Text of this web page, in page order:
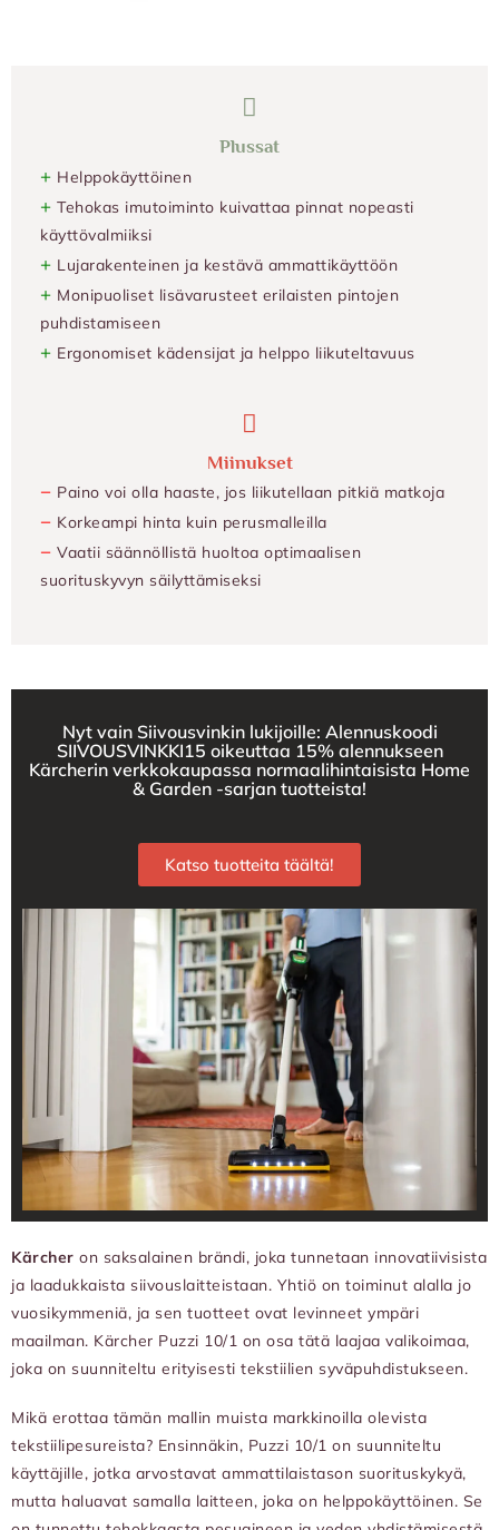
Plussat
+ Helppokäyttöinen
+ Tehokas imutoiminto kuivattaa pinnat nopeasti
käyttövalmiiksi
+ Lujarakenteinen ja kestävä ammattikäyttöön
+ Monipuoliset lisävarusteet erilaisten pintojen
puhdistamiseen
+ Ergonomiset kädensijat ja helppo liikuteltavuus
Miinukset
− Paino voi olla haaste, jos liikutellaan pitkiä matkoja
− Korkeampi hinta kuin perusmalleilla
− Vaatii säännöllistä huoltoa optimaalisen
suorituskyvyn säilyttämiseksi
Nyt vain Siivousvinkin lukijoille: Alennuskoodi
SIIVOUSVINKKI15 oikeuttaa 15% alennukseen
Kärcherin verkkokaupassa normaalihintaisista Home
& Garden -sarjan tuotteista!
Katso tuotteita täältä!
Kärcher on saksalainen brändi, joka tunnetaan innovatiivisista
ja laadukkaista siivouslaitteistaan. Yhtiö on toiminut alalla jo
vuosikymmeniä, ja sen tuotteet ovat levinneet ympäri
maailman. Kärcher Puzzi 10/1 on osa tätä laajaa valikoimaa,
joka on suunniteltu erityisesti tekstiilien syväpuhdistukseen.
Mikä erottaa tämän mallin muista markkinoilla olevista
tekstiilipesureista? Ensinnäkin, Puzzi 10/1 on suunniteltu
käyttäjille, jotka arvostavat ammattilaistason suorituskykyä,
mutta haluavat samalla laitteen, joka on helppokäyttöinen. Se